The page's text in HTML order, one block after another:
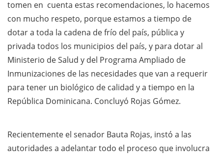
tomen en cuenta estas recomendaciones, lo hacemos
con mucho respeto, porque estamos a tiempo de
dotar a toda la cadena de frío del país, pública y
privada todos los municipios del país, y para dotar al
Ministerio de Salud y del Programa Ampliado de
Inmunizaciones de las necesidades que van a requerir
para tener un biológico de calidad y a tiempo en la
República Dominicana. Concluyó Rojas Gómez.
Recientemente el senador Bauta Rojas, instó a las
autoridades a adelantar todo el proceso que involucra